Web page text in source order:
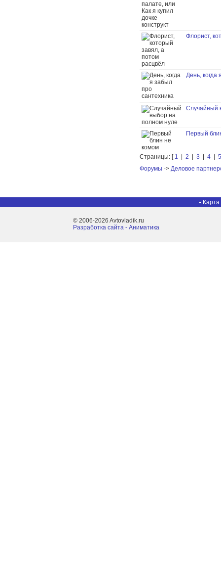
Флорист,
День, когда
Случайный
Первый
Страницы: [ 1 2 3 4
5
Форумы -> Деловое
Карта
© 2006-2026 Avtovladik.ru
Разработка сайта - Aниматика